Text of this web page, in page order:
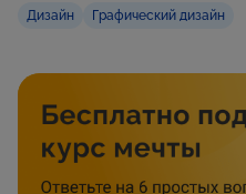
Дизайн Графический дизайн